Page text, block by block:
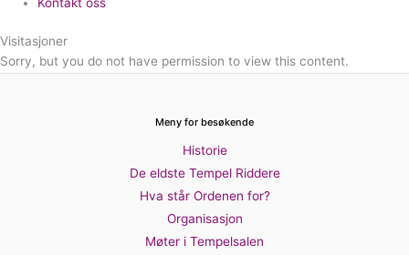
Visitasjoner
Sorry, but you do not have permission to view this content.
Meny for besøkende
Historie
De eldste Tempel Riddere
Hva står Ordenen for?
Organisasjon
Møter i Tempelsalen